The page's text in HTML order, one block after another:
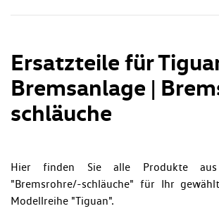
Ersatzteile für
Bremsanlage |
schläuche
Hier finden Sie alle Produkte
"Bremsrohre/-schläuche" für Ihr
Modellreihe "Tiguan".